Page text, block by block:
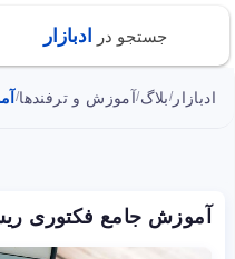
جستجو در ادبازار
ادبازار /بلاگ/آموزش و ترفندها/
آموزش جامع فکتوری